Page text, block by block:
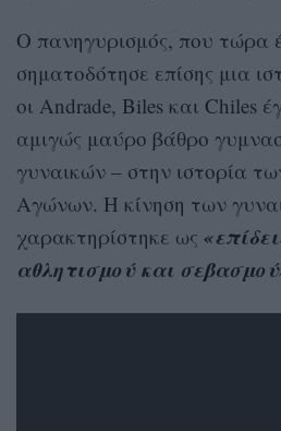
Ο πανηγυρισμός, που τώρα
σηματοδότησε επίσης μια
οι Andrade, Biles και Chiles
αμιγώς μαύρο βάθρο
γυναικών – στην ιστορία
Αγώνων. Η κίνηση των
χαρακτηρίστηκε ως
αθλητισμού και